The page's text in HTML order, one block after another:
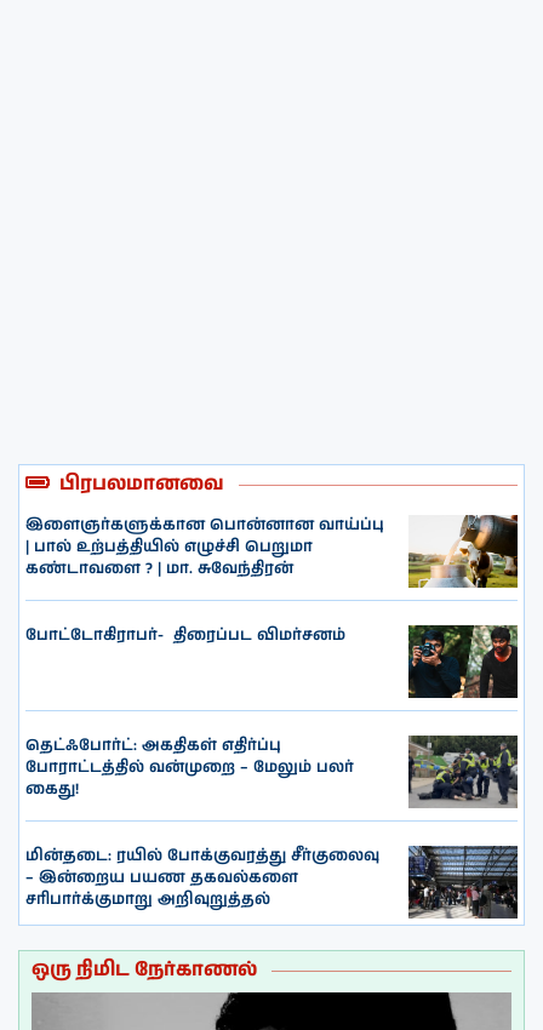
பிரபலமானவை
இளைஞர்களுக்கான பொன்னான வாய்ப்பு
| பால் உற்பத்தியில் எழுச்சி பெறுமா
கண்டாவளை ? | மா. சுவேந்திரன்
போட்டோகிராபர்- ‌ திரைப்பட விமர்சனம்
தெட்ஃபோர்ட்: அகதிகள் எதிர்ப்பு
போராட்டத்தில் வன்முறை – மேலும் பலர்
கைது!
மின்தடை: ரயில் போக்குவரத்து சீர்குலைவு
– இன்றைய பயண தகவல்களை
சரிபார்க்குமாறு அறிவுறுத்தல்
ஒரு நிமிட நேர்காணல்